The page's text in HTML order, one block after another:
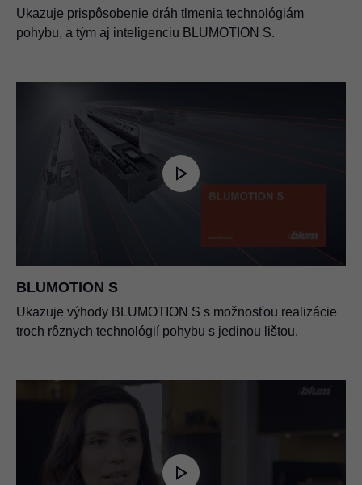
Ukazuje prispôsobenie dráh tlmenia technológiám
pohybu, a tým aj inteligenciu BLUMOTION S.
BLUMOTION S
Ukazuje výhody BLUMOTION S s možnosťou realizácie
troch rôznych technológií pohybu s jedinou lištou.